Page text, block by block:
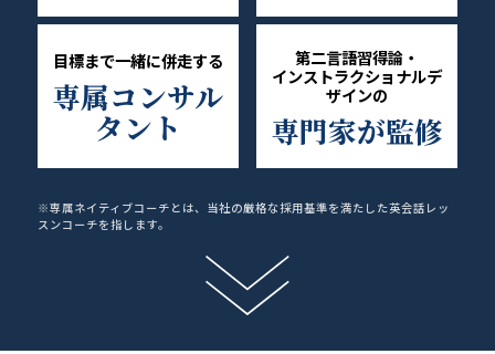
目標まで一緒に併走する
専属コンサル
タント
第二言語習得論・
インストラクショナルデ
ザインの
専門家が監修
※専属ネイティブコーチとは、当社の厳格な採用基準を満たした英会話レッ
スンコーチを指します。